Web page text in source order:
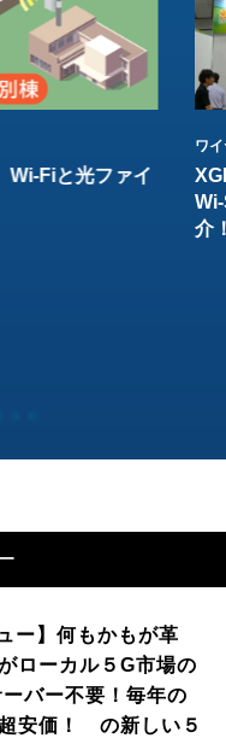
Fiと光ファイ
ワ
介
ー】何もかもが革
ローカル５G市場の
バー不要！毎年の
安価！ の新しい５